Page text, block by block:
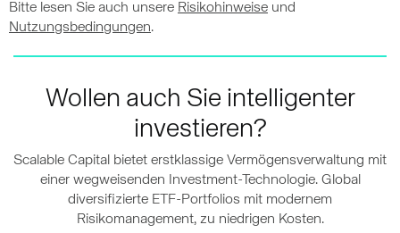
Bitte lesen Sie auch unsere Risikohinweise und
Nutzungsbedingungen.
Wollen auch Sie intelligenter
investieren?
Scalable Capital bietet erstklassige Vermögensverwaltung mit
einer wegweisenden Investment-Technologie. Global
diversifizierte ETF-Portfolios mit modernem
Risikomanagement, zu niedrigen Kosten.